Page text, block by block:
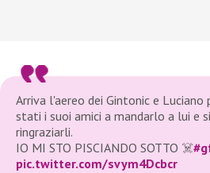
Arriva l'aereo dei Gintonic e Luciano
stati i suoi amici a mandarlo a lui e
ringraziarli.
IO MI STO PISCIANDO SOTTO ☠️
pic.twitter.com/svym4Dcbcr